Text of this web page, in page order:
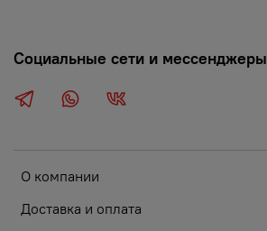
О компании
Доставка и оплата
Социальные сети и мессенджеры